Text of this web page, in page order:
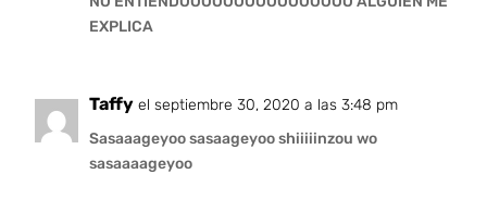
EXPLICA
Taffy el septiembre 30, 2020 a las 3:48 pm
Sasaaageyoo sasaageyoo shiiiiinzou wo
sasaaaageyoo